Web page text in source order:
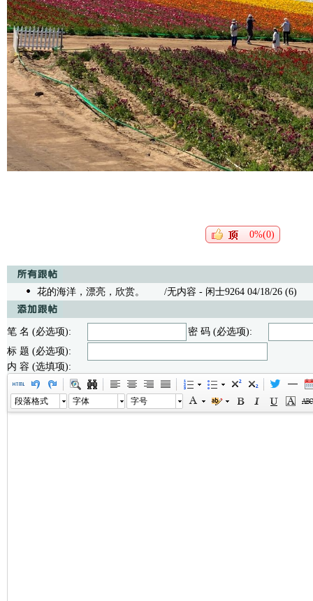
0%(0)
花的海洋，漂亮，欣赏。 /无内容 - 闲士9264 04/18/26 (6)
笔 名 (必选项):
密 码 (必选项):
标 题 (必选项):
内 容 (选填项):
段落格式 字体 字号